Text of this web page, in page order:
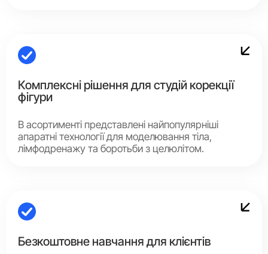
Комплексні рішення для студій корекції
фігури
В асортименті представлені найпопулярніші
апаратні технології для моделювання тіла,
лімфодренажу та боротьби з целюлітом.
Безкоштовне навчання для клієнтів